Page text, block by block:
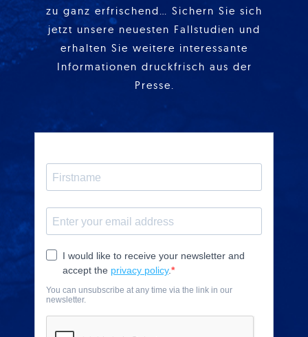
zu ganz erfrischend… Sichern Sie sich
jetzt unsere neuesten Fallstudien und
erhalten Sie weitere interessante
Informationen druckfrisch aus der
Presse.